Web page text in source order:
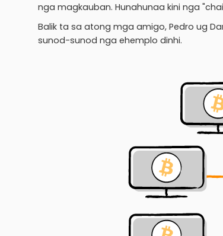
nga magkauban. Hunahunaa kini nga
Balik ta sa atong mga amigo, Pedro ug
sunod-sunod nga ehemplo dinhi.